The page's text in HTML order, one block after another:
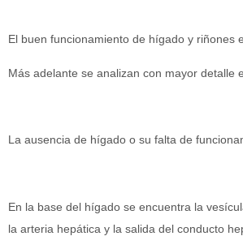
El buen funcionamiento de hígado y riñones
Más adelante se analizan con mayor detalle
La ausencia de hígado o su falta de
En la base del hígado se encuentra la
la arteria hepática y la salida del conducto